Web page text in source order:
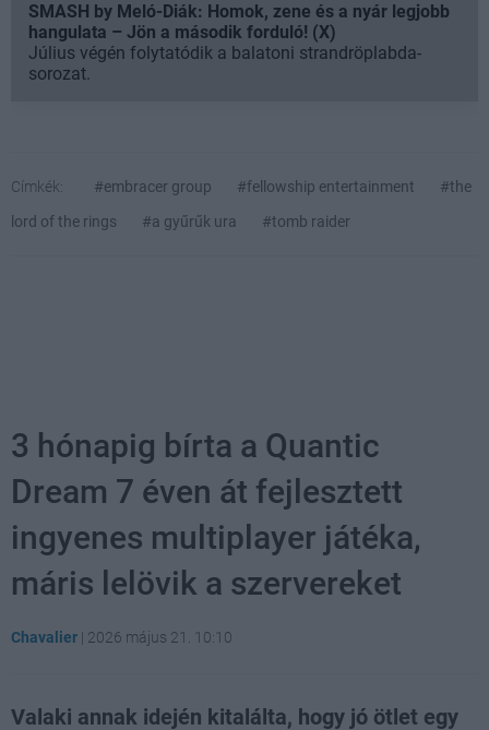
SMASH by Meló-Diák: Homok, zene és a nyár legjobb
hangulata – Jön a második forduló! (X)
Július végén folytatódik a balatoni strandröplabda-
sorozat.
Címkék: #embracer group #fellowship entertainment
#the
lord of the rings
#a gyűrűk ura #tomb raider
3 hónapig bírta a Quantic
Dream 7 éven át fejlesztett
ingyenes multiplayer játéka,
máris lelövik a szervereket
Chavalier | 2026 május 21. 10:10
Valaki annak idején kitalálta, hogy jó ötlet egy